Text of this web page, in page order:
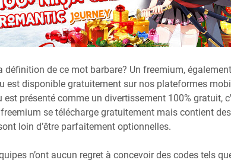
définition de ce mot barbare? Un freemium,
est disponible gratuitement sur nos plateformes
est présenté comme un divertissement 100% gratuit,
se télécharge gratuitement mais contient
loin d’être parfaitement optionnelles.
n’ont aucun regret à concevoir des codes tels